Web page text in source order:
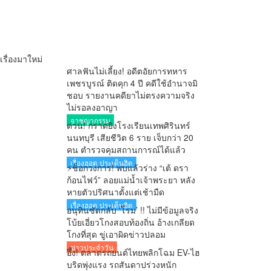
เรื่องมาใหม่
ศาลฟันไม่เลี้ยง! อดีตอัยการทหาร
เพชรบูรณ์ ติดคุก 4 ปี คดีใช้อำนาจมิ
ชอบ รายงานคดียาไม่ตรงความจริง
ไม่รอลงอาญา
อาชญากรรม
ด่วน! กราดยิงโรงเรียนเทพศิรินทร์
นนทบุรี เสียชีวิต 6 ราย เจ็บกว่า 20
คน ตำรวจคุมสถานการณ์ได้แล้ว
เรื่องฮอต ประเด็นฮิต
⚡ช็อกวงการ! พบแล้วร่าง “เต้ ดรา
ก้อนไฟว์” ลอยแม่น้ำเจ้าพระยา หลัง
หายตัวปริศนาตั้งแต่เช้ามืด
เรื่องฮอต ประเด็นฮิต
อนุทินซัดกลับ ‘โรม’ !! ไม่มีข้อมูลจริง
โบ้ยเอี่ยวโกงสอบท้องถิ่น อ้างเกลียด
โกงที่สุด ขู่เอาผิดข่าวปลอม
ข่าวประจำวัน
อึ้ง! ตลาดรถยนต์ไทยพลิกโฉม EV-ไฮ
บริดพุ่งแรง รถสันดาปร่วงหนัก